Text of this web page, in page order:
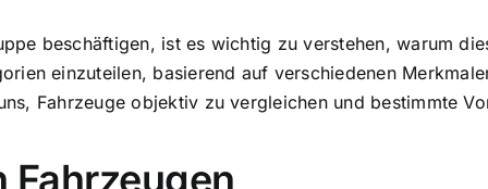
beschäftigen, ist es wichtig zu verstehen, warum
einzuteilen, basierend auf verschiedenen
Fahrzeuge objektiv zu vergleichenund bestimmte